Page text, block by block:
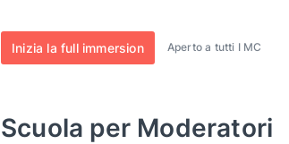
Inizia la full immersion Aperto a tutti I MC
Scuola per Moderatori